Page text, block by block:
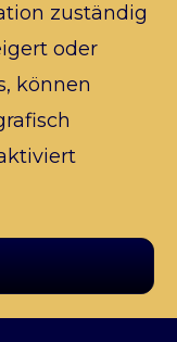
zuständig
oder
können